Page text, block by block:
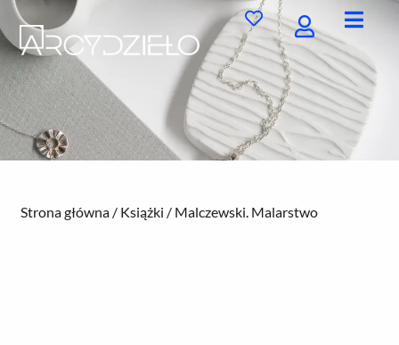
Przejdź
do
treści
Strona główna / Książki / Malczewski. Malarstwo